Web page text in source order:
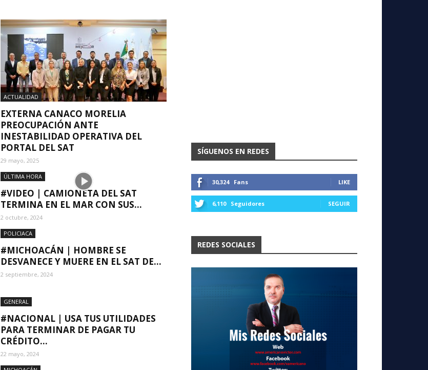
ACTUALIDAD
EXTERNA CANACO MORELIA
PREOCUPACIÓN ANTE
INESTABILIDAD OPERATIVA DEL
PORTAL DEL SAT
29 mayo, 2025
ÚLTIMA HORA
#VIDEO | CAMIONETA DEL SAT
TERMINA EN EL MAR CON SUS...
2 octubre, 2024
POLICIACA
#MICHOACÁN | HOMBRE SE
DESVANECE Y MUERE EN EL SAT DE...
2 septiembre, 2024
GENERAL
#NACIONAL | USA TUS UTILIDADES
PARA TERMINAR DE PAGAR TU
CRÉDITO...
22 mayo, 2024
SÍGUENOS EN REDES
30,324 Fans LIKE
6,110 Seguidores SEGUIR
REDES SOCIALES